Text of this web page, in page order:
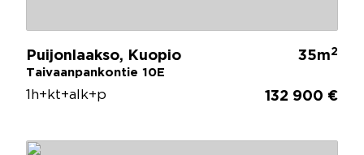
Puijonlaakso, Kuopio
Taivaanpankontie 10E
35m2
1h+kt+alk+p 132 900 €